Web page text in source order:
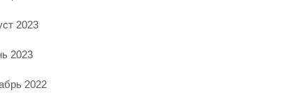
2023
2023
2022